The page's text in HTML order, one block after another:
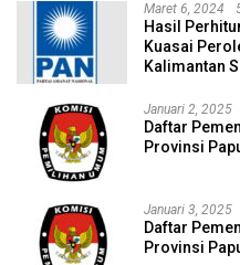
Maret 6, 2024
Hasil
Kuasai
Kalimantan
Januari 2, 2025
Daftar
Provinsi
Januari 3, 2025
Daftar
Provinsi